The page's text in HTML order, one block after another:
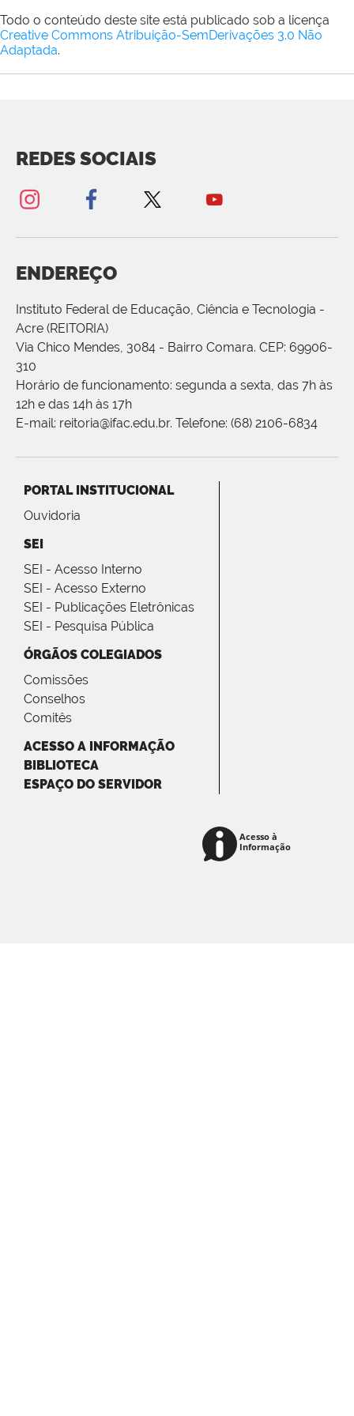
Todo o conteúdo deste site está publicado sob a licença
Creative Commons Atribuição-SemDerivações 3.0 Não
Adaptada.
REDES SOCIAIS
ENDEREÇO
Instituto Federal de Educação, Ciência e Tecnologia -
Acre (REITORIA)
Via Chico Mendes, 3084 - Bairro Comara. CEP: 69906-
310
Horário de funcionamento: segunda a sexta, das 7h às
12h e das 14h às 17h
E-mail: reitoria@ifac.edu.br. Telefone: (68) 2106-6834
PORTAL INSTITUCIONAL
Ouvidoria
SEI
SEI - Acesso Interno
SEI - Acesso Externo
SEI - Publicações Eletrônicas
SEI - Pesquisa Pública
ÓRGÃOS COLEGIADOS
Comissões
Conselhos
Comitês
ACESSO A INFORMAÇÃO
BIBLIOTECA
ESPAÇO DO SERVIDOR